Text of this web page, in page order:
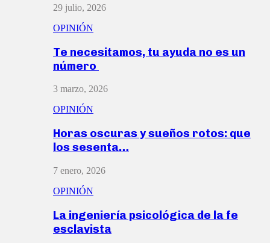
29 julio, 2026
OPINIÓN
Te necesitamos, tu ayuda no es un
número
3 marzo, 2026
OPINIÓN
Horas oscuras y sueños rotos: que
los sesenta…
7 enero, 2026
OPINIÓN
La ingeniería psicológica de la fe
esclavista